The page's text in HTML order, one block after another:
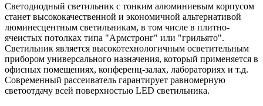
Светодиодный светильник с тонким алюминиевым корпусом
станет высококачественной и экономичной альтернативой
люминесцентным светильникам, в том числе в плитно-
ячеистых потолках типа "Армстронг" или "грильято".
Светильник является высокотехнологичным осветительным
прибором универсального назначения, который применяется в
офисных помещениях, конференц-залах, лабораториях и т.д.
Современный рассеиватель гарантирует равномерную
светоотдачу всей поверхностью LED светильника.